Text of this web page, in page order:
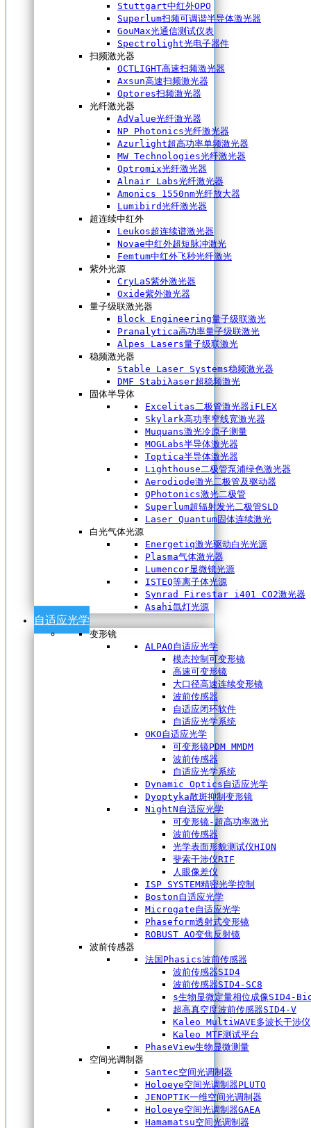
Stuttgart中红外OPO
Superlum扫频可调谐半导体激光器
GouMax光通信测试仪表
Spectrolight光电子器件
扫频激光器
OCTLIGHT高速扫频激光器
Axsun高速扫频激光器
Optores扫频激光器
光纤激光器
AdValue光纤激光器
NP Photonics光纤激光器
Azurlight超高功率单频激光器
MW Technologies光纤激光器
Optromix光纤激光器
Alnair Labs光纤激光器
Amonics 1550nm光纤放大器
Lumibird光纤激光器
超连续中红外
Leukos超连续谱激光器
Novae中红外超短脉冲激光
Femtum中红外飞秒光纤激光
紫外光源
CryLaS紫外激光器
Oxide紫外激光器
量子级联激光器
Block Engineering量子级联激光
Pranalytica高功率量子级联激光
Alpes Lasers量子级联激光
稳频激光器
Stable Laser Systems稳频激光器
DMF Stabiλaser超稳频激光
固体半导体
Excelitas二极管激光器iFLEX
Skylark高功率窄线宽激光器
Muquans激光冷原子测量
MOGLabs半导体激光器
Toptica半导体激光器
Lighthouse二极管泵浦绿色激光器
Aerodiode激光二极管及驱动器
QPhotonics激光二极管
Superlum超辐射发光二极管SLD
Laser Quantum固体连续激光
白光气体光源
Energetiq激光驱动白光光源
Plasma气体激光器
Lumencor显微镜光源
ISTEQ等离子体光源
Synrad Firestar i401 CO2激光器
Asahi氙灯光源
自适应光学
变形镜
ALPAO自适应光学
模态控制可变形镜
高速可变形镜
大口径高速连续变形镜
波前传感器
自适应闭环软件
自适应光学系统
OKO自适应光学
可变形镜PDM MMDM
波前传感器
自适应光学系统
Dynamic Optics自适应光学
Dyoptyka散斑抑制变形镜
NightN自适应光学
可变形镜-超高功率激光
波前传感器
光学表面形貌测试仪HION
斐索干涉仪RIF
人眼像差仪
ISP SYSTEM精密光学控制
Boston自适应光学
Microgate自适应光学
Phaseform透射式变形镜
ROBUST AO变焦反射镜
波前传感器
法国Phasics波前传感器
波前传感器SID4
波前传感器SID4-SC8
s生物显微定量相位成像SID4-
超高真空度波前传感器SID4-V
Kaleo MultiWAVE多波长干涉仪
Kaleo MTF测试平台
PhaseView生物显微测量
空间光调制器
Santec空间光调制器
Holoeye空间光调制器PLUTO
JENOPTIK一维空间光调制器
Holoeye空间光调制器GAEA
Hamamatsu空间光调制器